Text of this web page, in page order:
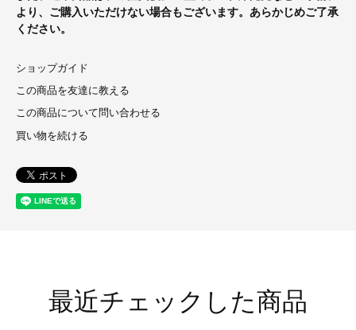
より、ご購入いただけない場合もございます。あらかじめご了承
ください。
ショップガイド
この商品を友達に教える
この商品について問い合わせる
買い物を続ける
最近チェックした商品